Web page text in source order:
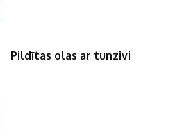
Pildītas olas ar tunzivi